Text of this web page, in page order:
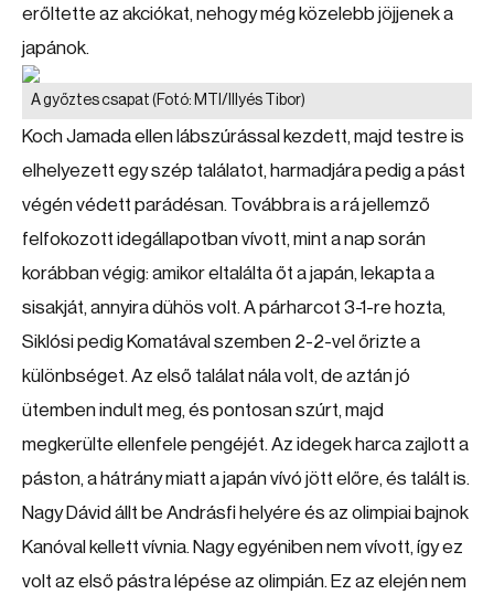
erőltette az akciókat, nehogy még közelebb jöjjenek a
japánok.
A győztes csapat (Fotó: MTI/Illyés Tibor)
Koch Jamada ellen lábszúrással kezdett, majd testre is
elhelyezett egy szép találatot, harmadjára pedig a pást
végén védett parádésan. Továbbra is a rá jellemző
felfokozott idegállapotban vívott, mint a nap során
korábban végig: amikor eltalálta őt a japán, lekapta a
sisakját, annyira dühös volt. A párharcot 3-1-re hozta,
Siklósi pedig Komatával szemben 2-2-vel őrizte a
különbséget. Az első találat nála volt, de aztán jó
ütemben indult meg, és pontosan szúrt, majd
megkerülte ellenfele pengéjét. Az idegek harca zajlott a
páston, a hátrány miatt a japán vívó jött előre, és talált is.
Nagy Dávid állt be Andrásfi helyére és az olimpiai bajnok
Kanóval kellett vívnia. Nagy egyéniben nem vívott, így ez
volt az első pástra lépése az olimpián. Ez az elején nem